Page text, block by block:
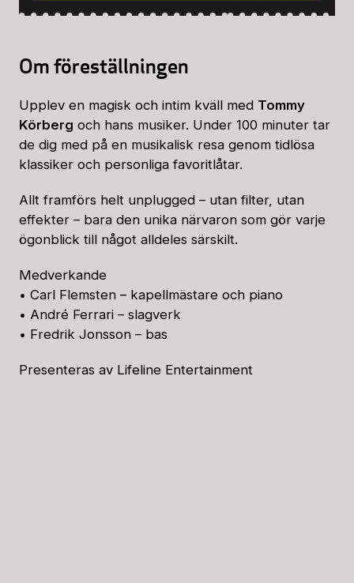
Om föreställningen
Upplev en magisk och intim kväll med Tommy
Körberg och hans musiker. Under 100 minuter tar
de dig med på en musikalisk resa genom tidlösa
klassiker och personliga favoritlåtar.
Allt framförs helt unplugged – utan filter, utan
effekter – bara den unika närvaron som gör varje
ögonblick till något alldeles särskilt.
Medverkande
• Carl Flemsten – kapellmästare och piano
• André Ferrari – slagverk
• Fredrik Jonsson – bas
Presenteras av Lifeline Entertainment